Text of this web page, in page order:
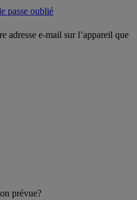
passe oublié
adresse e-mail sur l’appareil que
prévue?